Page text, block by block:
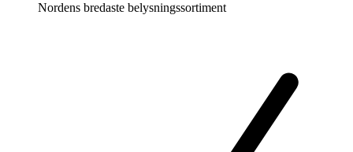
Nordens bredaste belysningssortiment